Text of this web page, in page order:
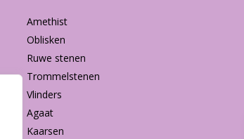
Amethist
Oblisken
Ruwe stenen
Trommelstenen
Vlinders
Agaat
Kaarsen